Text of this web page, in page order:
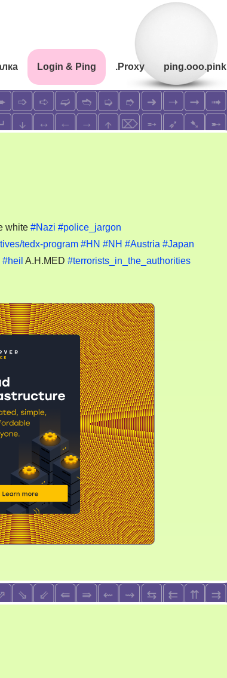
Login & Ping .Proxy ping.ooo.pink
white #Nazi #police_jargon
tedx-program #HN #NH #Austria #Japan
#heil A.H.MED #terrorists_in_the_authorities